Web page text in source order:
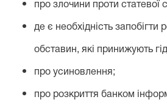
про злочини проти статевої
де є необхідність
обставин, які принижують
про усиновлення;
про розкриття банком